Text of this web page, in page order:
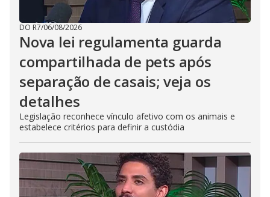
DO R7/06/08/2026
Nova lei regulamenta guarda
compartilhada de pets após
separação de casais; veja os
detalhes
Legislação reconhece vínculo afetivo com os animais e
estabelece critérios para definir a custódia